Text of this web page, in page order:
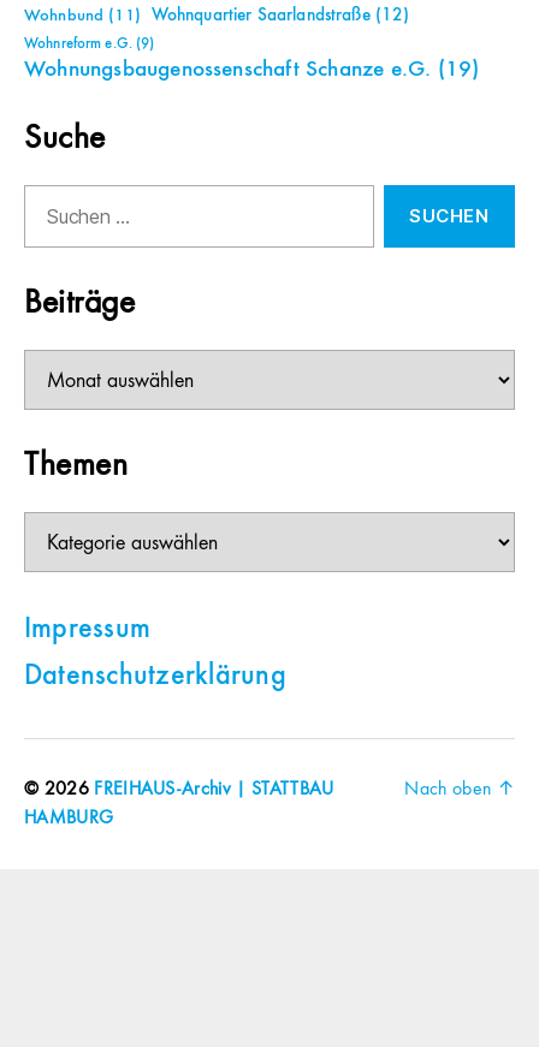
Wohnbund (11) Wohnquartier Saarlandstraße(12)
Wohnreform e.G.(9)
Wohnungsbaugenossenschaft Schanze e.G. (19)
Suche
nach:
Beiträge
Themen
Impressum
Datenschutzerklärung
© 2026 FREIHAUS-Archiv | STATTBAU
HAMBURG
Nach oben ↑